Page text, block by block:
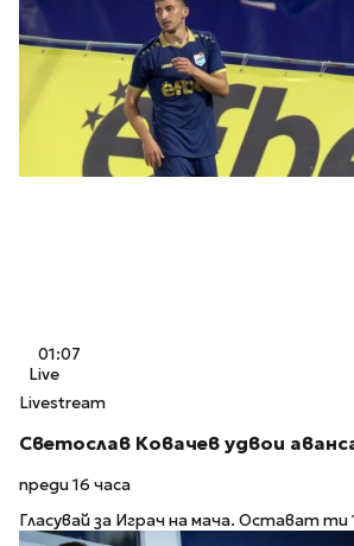
01:07
Live
Livestream
Светослав Ковачев удвои
преди 16 часа
Гласувай за Играч на мача. Остават ти